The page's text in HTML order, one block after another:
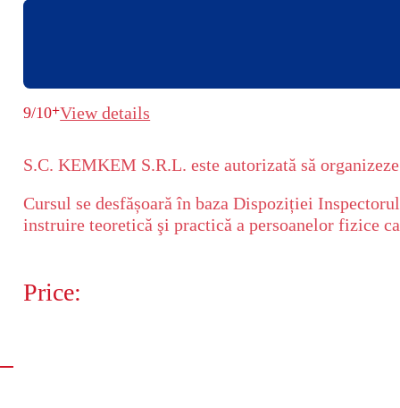
9/10+View details
S.C. KEMKEM S.R.L. este autorizată să
Cursul se desfășoară în baza Dispoziției
instruire teoretică şi practică a persoanelor fizice
Price: